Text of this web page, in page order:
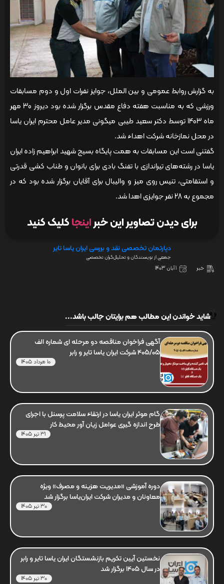
به گزارش روابط عمومی و بین الملل، جوایز نفرات اول و دوم مسابقات
ورزشی که به مناسبت هفته دفاع مقدس برگزار شده بود دیروز 30 مهر
ماه 1403 توسط دکتر سعید طیبی میگونی مدیر عامل محترم ایران یاسا
در محل نمازخانه شرکت اهداء شد.
گفتنی است این مسابقات به همت پایگاه بسیج شهید ابراهیم زاده ایران
یاسا در رشته‌های تیر‌اندازی با تفنگ بادی برای بانوان و طناب کشی قدرتی
و استقامتی، تنیس روی میز و والیبال برای آقایان برگزار شده بود که در
مجموع به 28 نفر جوایزی اهدا شد.
برای دیدن تصاویر این خبراینجاکلیک کنید
دپارتمان تخصصی نقد و بررسی ایران یاسا تایر
جمعی از نویسندگان و تحلیل‌گران تخصصی
خبر 1 آبان 1403
شاید خواندن این مطالب هم برایتان جالب باشد...
آگهی فراخوان مناقصه دو مرحله ای شماره الف
405/05 شرکت ایران یاسا تایر و رابر
10 مرداد 1405
گام موثر ایران یاسا در ارتقاء سلامت پرسنل با اجرای
طرح اندازه گیری عوامل زیان آور محیط کار
31 تیر 1405
دوره آموزشی «مدیریت هزینه و مصرف» ویژه
معاونان و مدیران شرکت ایران‌یاسا برگزار شد
30 تیر 1405
نخستین آیین تکریم بازنشستگان ایران یاسا تایر و رابر
در سال 1405 برگزار شد
30 تیر 1405